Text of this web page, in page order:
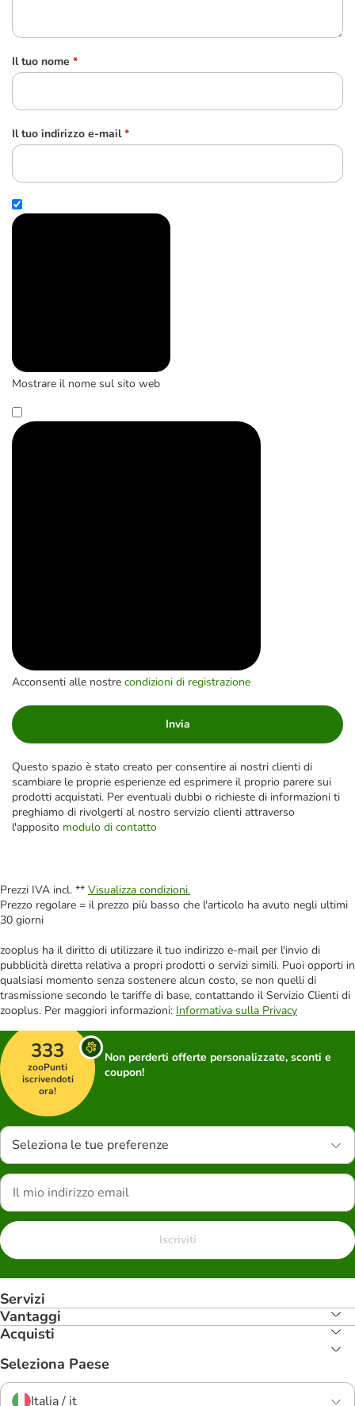
Il tuo nome *
Il tuo indirizzo e-mail *
Mostrare il nome sul sito web
Acconsenti alle nostre condizioni di registrazione
Invia
Questo spazio è stato creato per consentire ai nostri clienti di
scambiare le proprie esperienze ed esprimere il proprio parere sui
prodotti acquistati. Per eventuali dubbi o richieste di informazioni ti
preghiamo di rivolgerti al nostro servizio clienti attraverso
l'apposito modulo di contatto
Prezzi IVA incl. ** Visualizza condizioni.
Prezzo regolare = il prezzo più basso che l'articolo ha avuto negli ultimi
30 giorni
zooplus ha il diritto di utilizzare il tuo indirizzo e-mail per l'invio di
pubblicità diretta relativa a propri prodotti o servizi simili. Puoi opporti in
qualsiasi momento senza sostenere alcun costo, se non quelli di
trasmissione secondo le tariffe di base, contattando il Servizio Clienti di
zooplus. Per maggiori informazioni: Informativa sulla Privacy
333
zooPunti
iscrivendoti
ora!
Non perderti offerte personalizzate, sconti e
coupon!
Seleziona le tue preferenze
Iscriviti
Servizi
Vantaggi
Acquisti
Seleziona Paese
Italia / it